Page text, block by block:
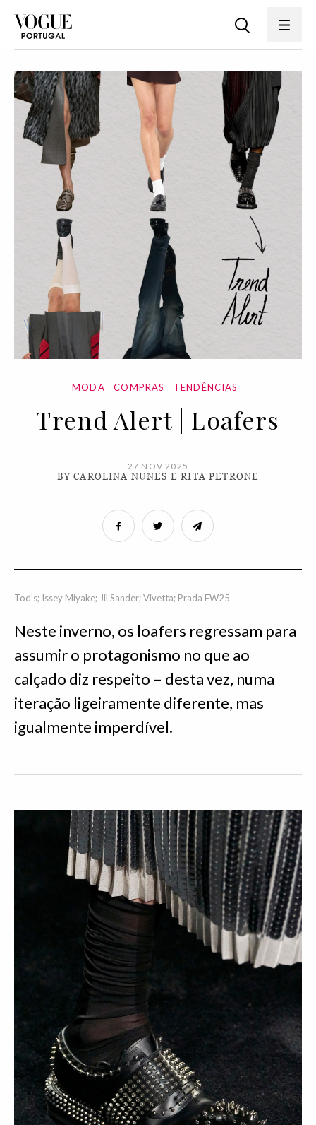
MODA COMPRAS TENDÊNCIAS
Trend Alert | Loafers
27 NOV 2025
BY CAROLINA NUNES E RITA PETRONE
Tod's; Issey Miyake; Jil Sander; Vivetta; Prada FW25
Neste inverno, os loafers regressam para
assumir o protagonismo no que ao
calçado diz respeito – desta vez, numa
iteração ligeiramente diferente, mas
igualmente imperdível.